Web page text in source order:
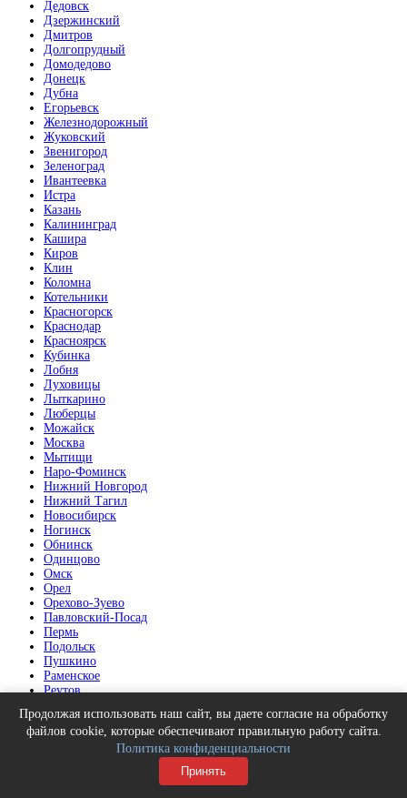
Продолжая использовать наш сайт, вы даете согласие на обработку
файлов cookie, которые обеспечивают правильную работу сайта.
Политика конфиденциальности
Принять
Дедовск
Дзержинский
Дмитров
Долгопрудный
Домодедово
Донецк
Дубна
Егорьевск
Железнодорожный
Жуковский
Звенигород
Зеленоград
Ивантеевка
Истра
Казань
Калининград
Кашира
Киров
Клин
Коломна
Котельники
Красногорск
Краснодар
Красноярск
Кубинка
Лобня
Луховицы
Лыткарино
Люберцы
Можайск
Москва
Мытищи
Наро-Фоминск
Нижний Новгород
Нижний Тагил
Новосибирск
Ногинск
Обнинск
Одинцово
Омск
Орел
Орехово-Зуево
Павловский-Посад
Пермь
Подольск
Пушкино
Раменское
Реутов
Рязань
Санкт-Петербург
Сергиев-Посад